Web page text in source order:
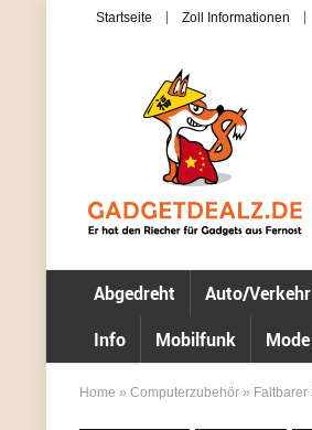
Startseite Zoll Informationen
Abgedreht Auto/Verkehr
Info
Mobilfunk Mode
Home » Computerzubehör » Faltbarer